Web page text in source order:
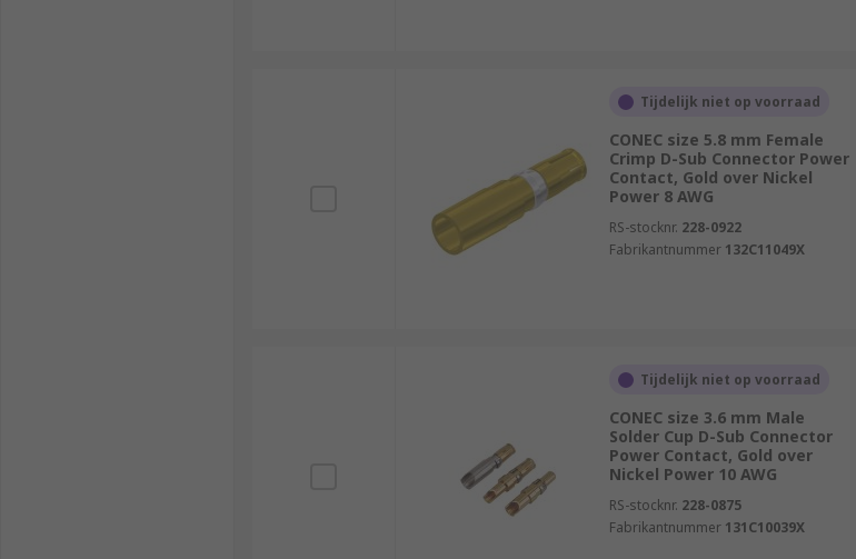
Tijdelijk niet op voorraad
CONEC size 5.8 mm Female
Crimp D-Sub Connector Power
Contact, Gold over Nickel
Power 8 AWG
RS-stocknr. 228-0922
Fabrikantnummer 132C11049X
Tijdelijk niet op voorraad
CONEC size 3.6 mm Male
Solder Cup D-Sub Connector
Power Contact, Gold over
Nickel Power 10 AWG
RS-stocknr. 228-0875
Fabrikantnummer 131C10039X